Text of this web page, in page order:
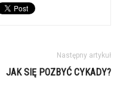
Następny artykuł
JAK SIĘ POZBYĆ CYKADY?